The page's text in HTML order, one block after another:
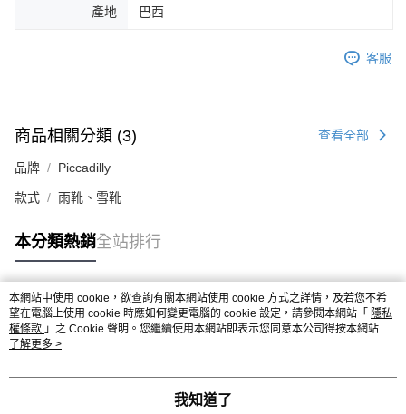
產地 巴西
客服
商品相關分類 (3) 查看全部
品牌 Piccadilly
款式 雨靴、雪靴
本分類熱銷全站排行
熱門標籤
本網站中使用 cookie，欲查詢有關本網站使用 cookie 方式之詳情，及若您不希
望在電腦上使用 cookie 時應如何變更電腦的 cookie 設定，請參閱本網站「 隱私
權條款 」之 Cookie 聲明。您繼續使用本網站即表示您同意本公司得按本網站使
用條款之 Cookie 聲明使用 cookie。
了解更多 >
我知道了